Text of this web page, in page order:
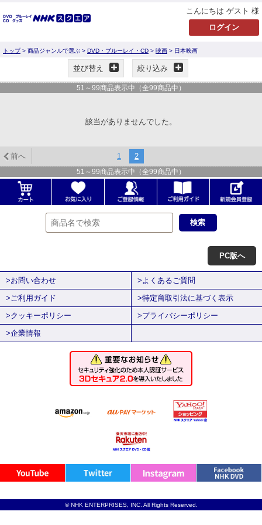
こんにちは ゲスト 様
トップ> 商品ジャンルで選ぶ > DVD・ブルーレイ・CD > 映画 > 日本映画
並び替え 絞り込み
51 ～ 99商品表示中（全99商品中）
該当がありませんでした。
前へ 1 2
51 ～ 99商品表示中（全99商品中）
PC版へ
>お問い合わせ
>よくあるご質問
>ご利用ガイド
>特定商取引法に基づく表示
>クッキーポリシー
>プライバシーポリシー
>企業情報
© NHK ENTERPRISES, INC. All Rights Reserved.